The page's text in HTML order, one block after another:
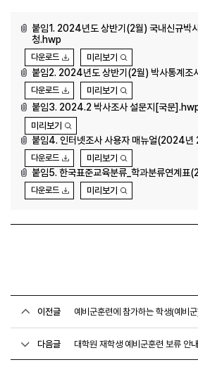
붙임1. 2024년도 상반기(2월) 국내신규박
청.hwp
다운로드 미리보기
붙임2. 2024년도 상반기(2월) 박사통계조
다운로드 미리보기
붙임3. 2024.2 박사조사 설문지[국문
미리보기
붙임4. 인터넷조사 사용자 매뉴얼(2024
다운로드 미리보기
붙임5. 한국표준교육분류_학과분류연계
다운로드 미리보기
이전글 예비군훈련에 참가하는 학생(예비
다음글 대학원 재학생 예비군훈련 보류 안내